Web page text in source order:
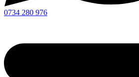
0734 280 976